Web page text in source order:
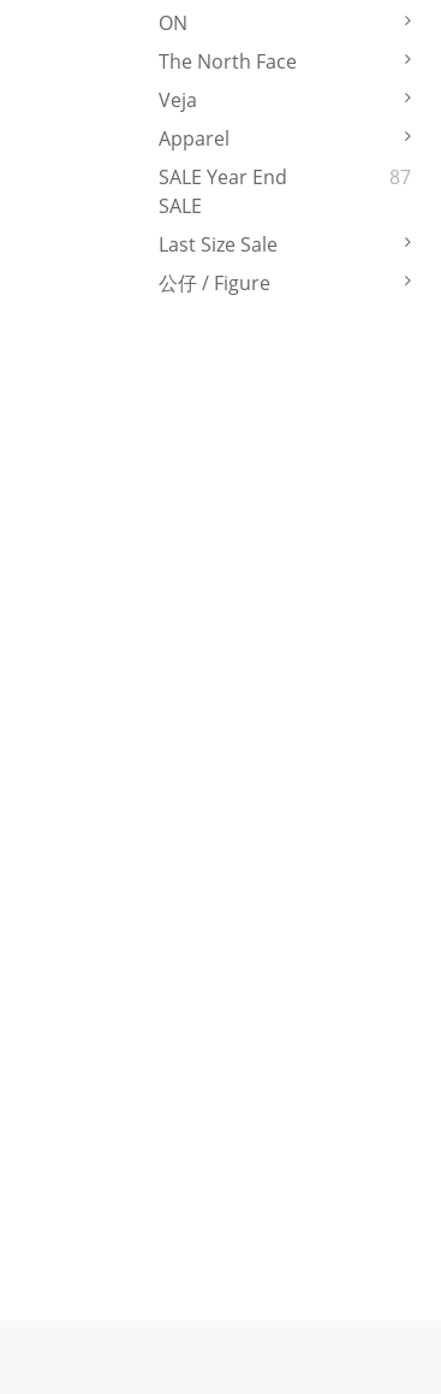
ON
The North Face
Veja
Apparel
SALE Year End
SALE
87
Last Size Sale
公仔 / Figure